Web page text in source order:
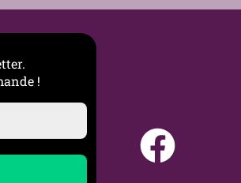
de piercings
d’oreille
niveau de douleur, cicatrisation et
!